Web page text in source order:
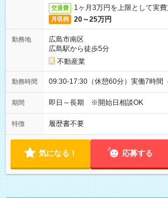
交通費 1ヶ月3万円を上限として実
月収例 20～25万円
勤務地
広島市南区
広島駅から徒歩5分
不動産業
勤務時間 09:30-17:30（休憩60分）実働7時間
期間 即日～長期 ※開始日相談OK
特徴 履歴書不要
気になる！ 応募する